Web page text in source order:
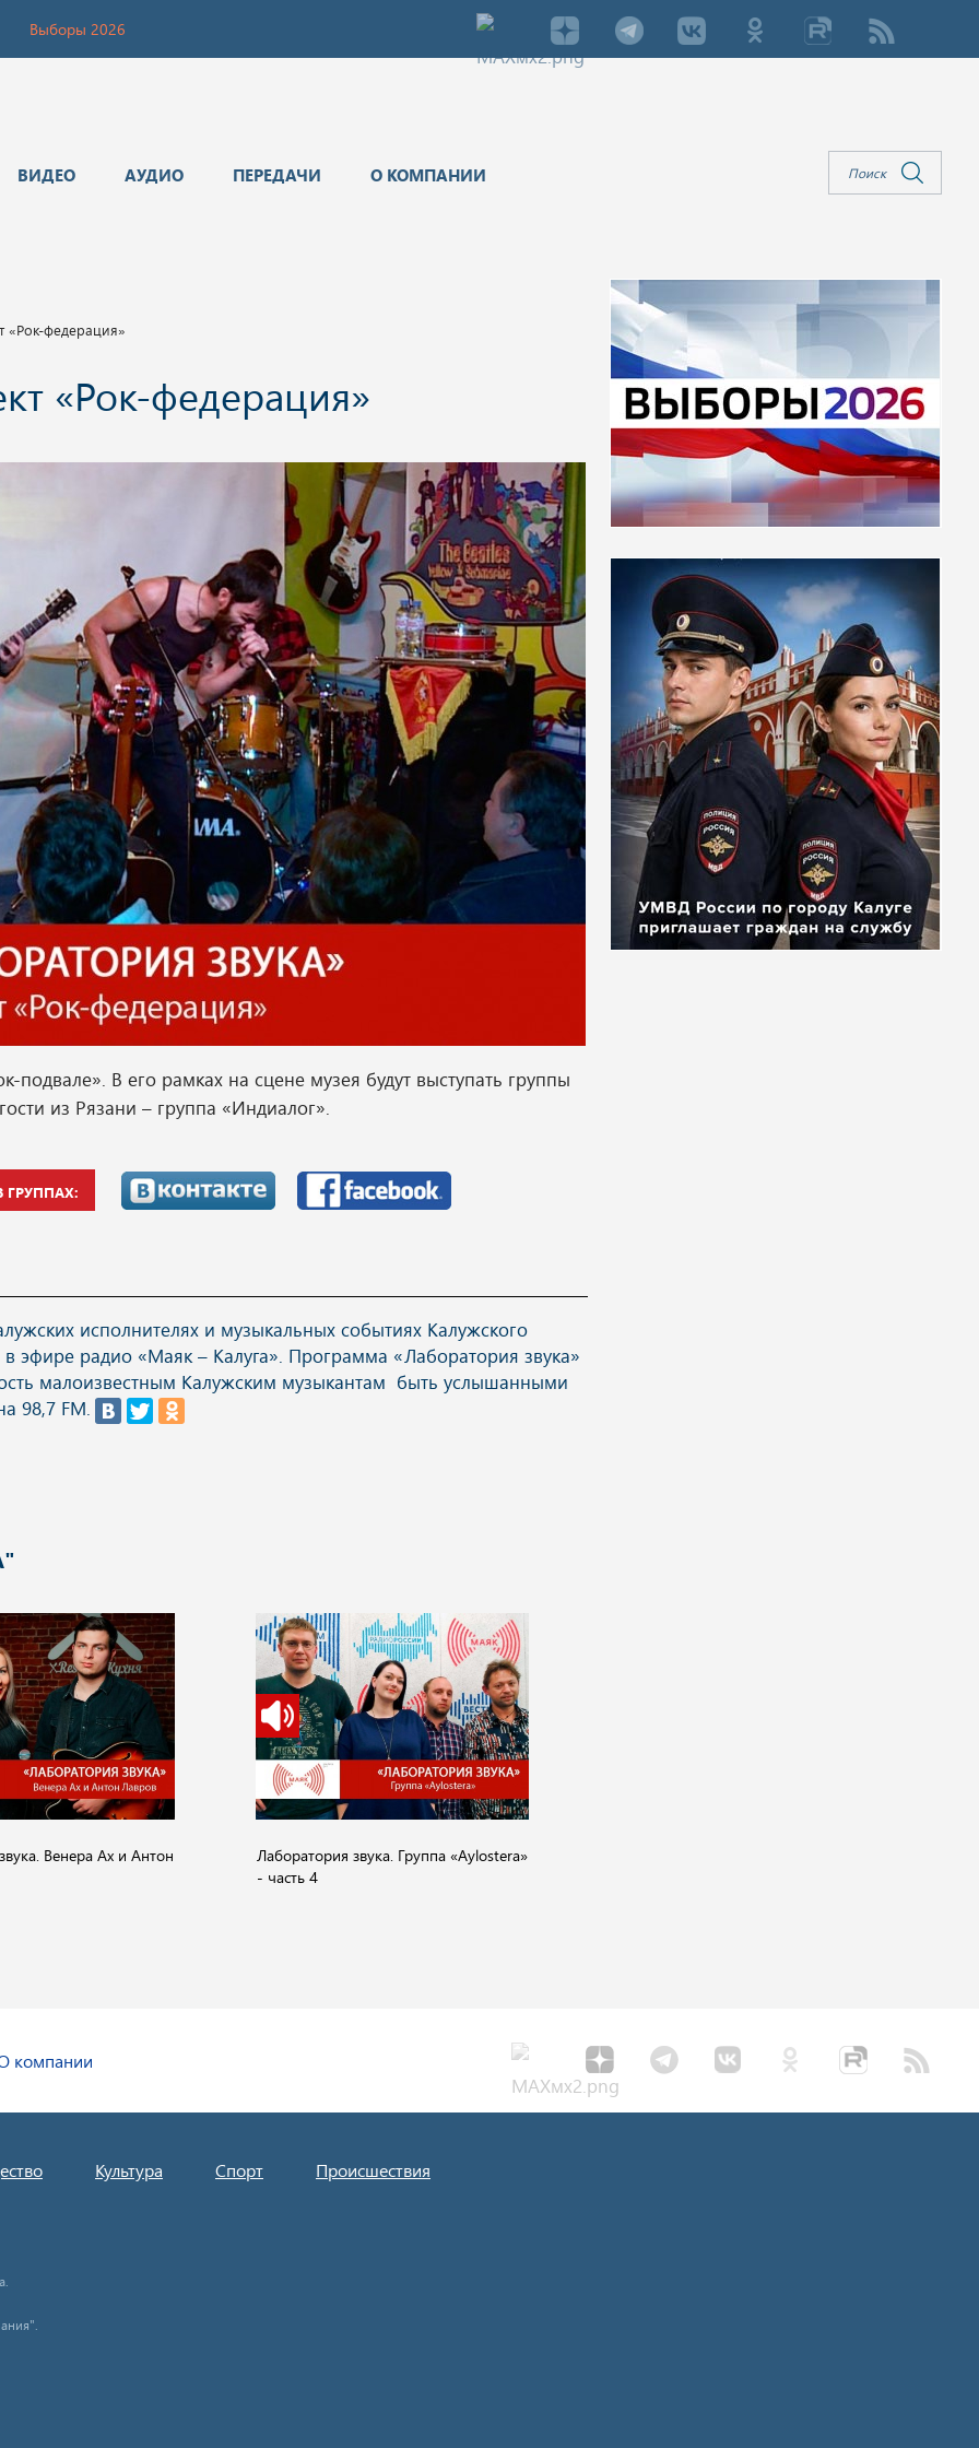
Выборы 2026
ВИДЕО АУДИО ПЕРЕДАЧИ О КОМПАНИИ
«Рок-федерация»
«Рок-федерация»
подвале». В его рамках на сцене музея будут выступать группы
из Рязани – группа «Индиалог».
ГРУППАХ:
исполнителях и музыкальных событиях Калужского
эфире радио «Маяк – Калуга». Программа «Лаборатория звука»
малоизвестным Калужским музыкантам быть услышанными
98,7 FM.
Венера Ах и Антон
Лаборатория звука. Группа «Aylostera»
- часть 4
компании
Культура Спорт Происшествия